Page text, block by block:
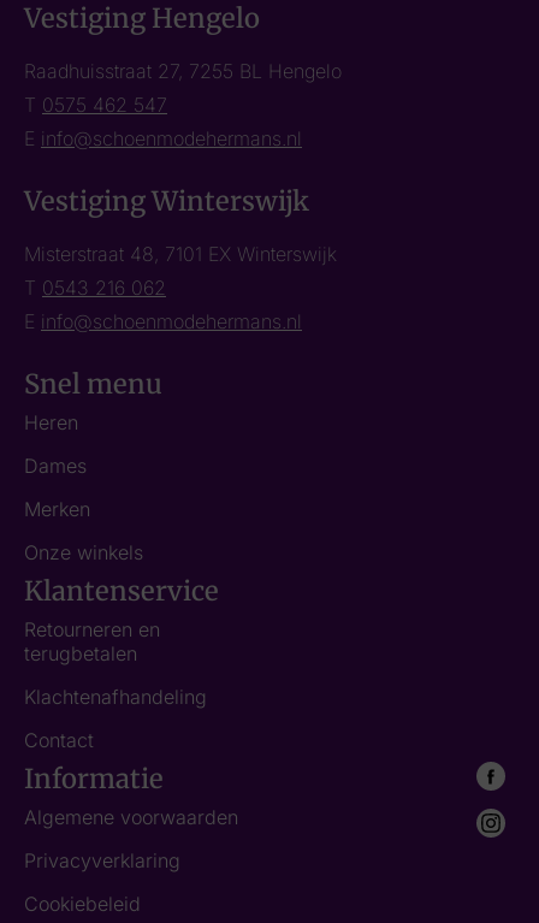
Vestiging Hengelo
Raadhuisstraat 27, 7255 BL Hengelo
T 0575 462 547
E info@schoenmodehermans.nl
Vestiging Winterswijk
Misterstraat 48, 7101 EX Winterswijk
T 0543 216 062
E info@schoenmodehermans.nl
Snel menu
Heren
Dames
Merken
Onze winkels
Klantenservice
Retourneren en
terugbetalen
Klachtenafhandeling
Contact
Informatie
Algemene voorwaarden
Privacyverklaring
Cookiebeleid